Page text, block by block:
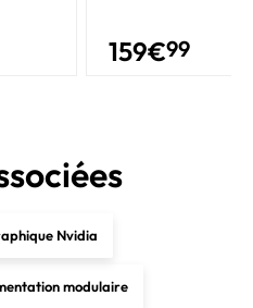
159€99
Nvidia
modulaire